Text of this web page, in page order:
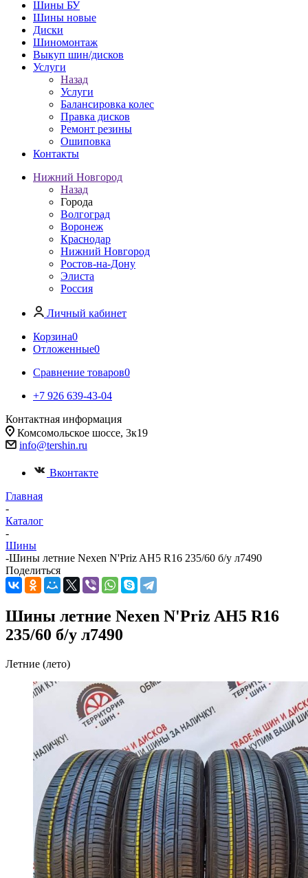
Шины БУ
Шины новые
Диски
Шиномонтаж
Выкуп шин/дисков
Услуги
Назад
Услуги
Балансировка колес
Правка дисков
Ремонт резины
Ошиповка
Контакты
Нижний Новгород
Назад
Города
Волгоград
Воронеж
Краснодар
Нижний Новгород
Ростов-на-Дону
Элиста
Россия
Личный кабинет
Корзина0
Отложенные0
Сравнение товаров0
+7 926 639-43-04
Контактная информация
Комсомольское шоссе, 3к19
info@tershin.ru
Вконтакте
Главная
-
Каталог
-
Шины
-Шины летние Nexen N'Priz AH5 R16 235/60 б/у л7490
Поделиться
Шины летние Nexen N'Priz AH5 R16
235/60 б/у л7490
Летние (лето)